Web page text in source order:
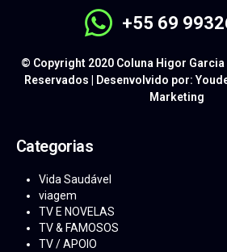
+55 69
© Copyright 2020 Coluna Higor
Reservados | Desenvolvido por:
Marketing
Categorias
Vida Saudável
viagem
TV E NOVELAS
TV & FAMOSOS
TV / APOIO